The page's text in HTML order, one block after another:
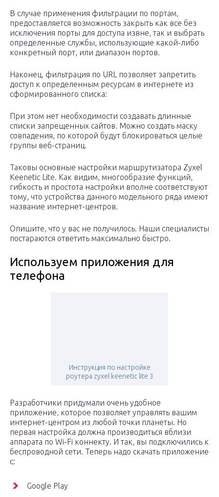
В случае применения фильтрации по портам,
предоставляется возможность закрыть как все без
исключения порты для доступа извне, так и выбрать
определенные службы, использующие какой-либо
конкретный порт, или диапазон портов.
Наконец, фильтрация по URL позволяет запретить
доступ к определенным ресурсам в интернете из
сформированного списка:
При этом нет необходимости создавать длинные
списки запрещенных сайтов. Можно создать маску
совпадения, по которой будут блокироваться целые
группы веб-страниц.
Таковы основные настройки маршрутизатора Zyxel
Keenetic Lite. Как видим, многообразие функций,
гибкость и простота настройки вполне соответствуют
тому, что устройства данного модельного ряда имеют
название интернет-центров.
Опишите, что у вас не получилось. Наши специалисты
постараются ответить максимально быстро.
Используем приложения для
телефона
Инструкция по настройке
роутера zyxel keenetic lite 3
Разработчики придумали очень удобное
приложение, которое позволяет управлять вашим
интернет-центром из любой точки планеты. Но
первая настройка должна производиться вблизи
аппарата по Wi-Fi коннекту. И так, вы подключились к
беспроводной сети. Теперь надо скачать приложение
с:
Google Play